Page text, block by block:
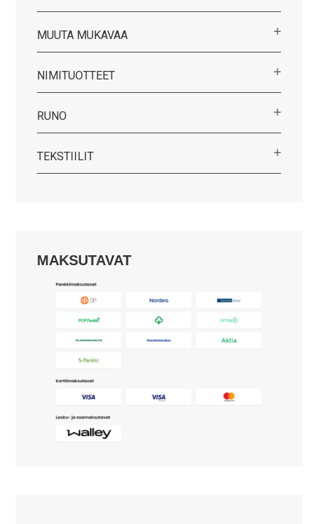
MUUTA MUKAVAA
NIMITUOTTEET
RUNO
TEKSTIILIT
MAKSUTAVAT